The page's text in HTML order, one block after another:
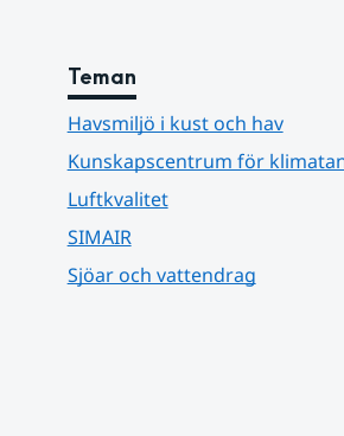
Teman
Havsmiljö i kust och hav
Kunskapscentrum för
Luftkvalitet
SIMAIR
Sjöar och vattendrag